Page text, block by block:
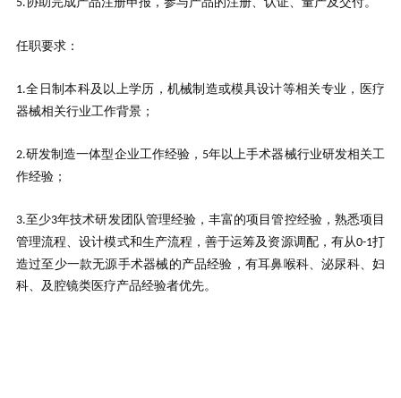
5.
任职要求：
1.全日制本科及以上学历，机械制造或模具设计等相关专业，医疗
器械相关行业工作背景；
2.研发制造一体型企业工作经验， 5年以上手术器械行业研发相关工
作经验；
3.至少3年技术研发团队管理经验，丰富的项目管控经验，熟悉项目
管理流程、设计模式和生产流程，善于运筹及资源调配，有从0-1打
造过至少一款无源手术器械的产品经验，有耳鼻喉科、泌尿科、妇
科、及腔镜类医疗产品经验者优先。